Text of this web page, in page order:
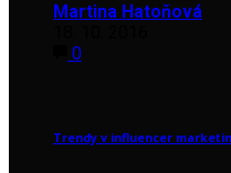
Martina Hatoňová
0
Trendy v influencer